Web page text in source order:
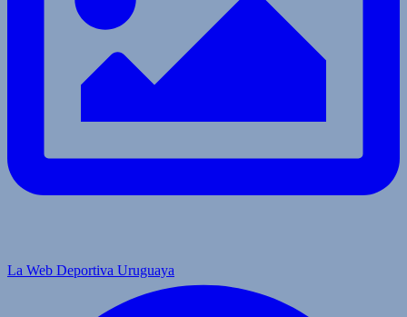
La Web Deportiva Uruguaya